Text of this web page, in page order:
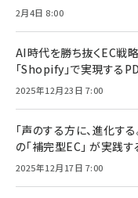
2月4日 8:00
AI時代を勝ち抜くEC戦略
「Shopify」で実現する
2025年12月23日 7:00
「声のする方に、進化す
の「補完型EC」 が実践す
2025年12月17日 7:00